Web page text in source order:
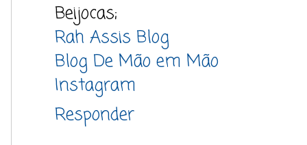
Beijocas;
Rah Assis Blog
Blog De Mão em Mão
Instagram
Responder